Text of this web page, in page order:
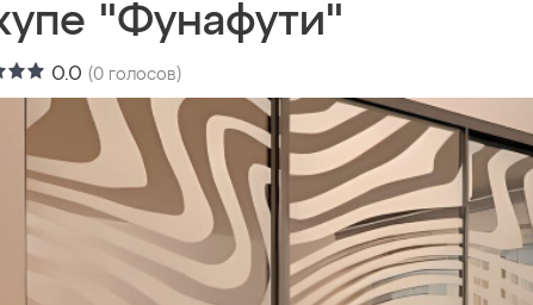
"Фунафути"
0.0 (0 голосов)